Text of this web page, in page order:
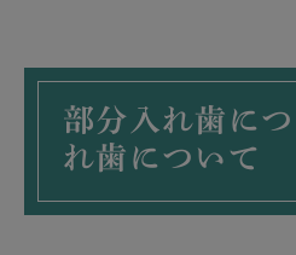
部分入れ歯に
れ歯について